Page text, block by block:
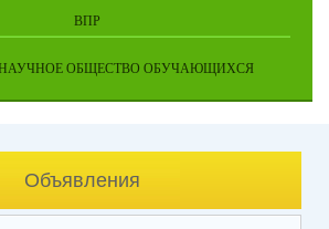
ВПР
ОБЩЕСТВО ОБУЧАЮЩИХСЯ
Объявления